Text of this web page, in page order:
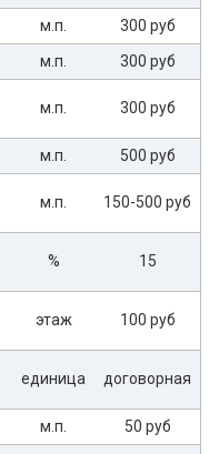
м.п.
300 руб
м.п.
300 руб
м.п. 300 руб
м.п.
500 руб
м.п. 150-500 руб
% 15
этаж 100 руб
единица договорная
м.п.
50 руб